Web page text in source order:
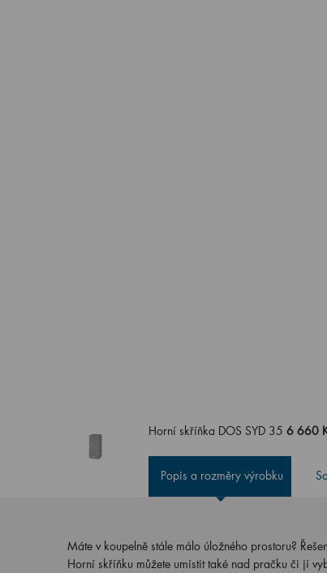
Horní skříňka DOS SYD 356 660
Popis a rozměry výrobku
Máte v koupelně stále málo úložného prostoru?
Horní skříňku můžete umístit také nad pračku či jí